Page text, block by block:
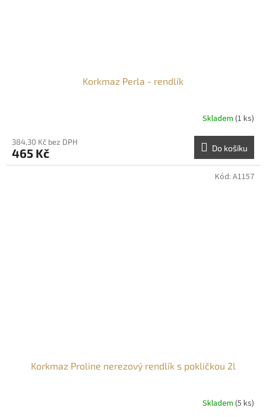
Korkmaz Perla - rendlík
Skladem (1 ks)
384,30 Kč bez DPH
465 Kč Do košíku
Korkmaz Proline nerezový rendlík s pokličkou 2l
Skladem (5 ks)
Kód: A1157